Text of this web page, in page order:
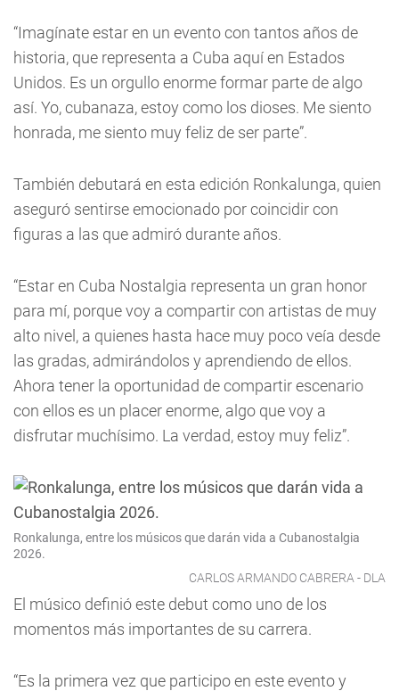
“Imagínate estar en un evento con tantos años de
historia, que representa a Cuba aquí en Estados
Unidos. Es un orgullo enorme formar parte de algo
así. Yo, cubanaza, estoy como los dioses. Me siento
honrada, me siento muy feliz de ser parte”.
También debutará en esta edición Ronkalunga, quien
aseguró sentirse emocionado por coincidir con
figuras a las que admiró durante años.
“Estar en Cuba Nostalgia representa un gran honor
para mí, porque voy a compartir con artistas de muy
alto nivel, a quienes hasta hace muy poco veía desde
las gradas, admirándolos y aprendiendo de ellos.
Ahora tener la oportunidad de compartir escenario
con ellos es un placer enorme, algo que voy a
disfrutar muchísimo. La verdad, estoy muy feliz”.
Ronkalunga, entre los músicos que darán vida a Cubanostalgia
2026.
CARLOS ARMANDO CABRERA - DLA
El músico definió este debut como uno de los
momentos más importantes de su carrera.
“Es la primera vez que participo en este evento y